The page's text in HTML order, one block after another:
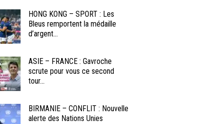
HONG KONG – SPORT : Les
Bleus remportent la médaille
d’argent...
ASIE – FRANCE : Gavroche
scrute pour vous ce second
tour...
BIRMANIE – CONFLIT : Nouvelle
alerte des Nations Unies